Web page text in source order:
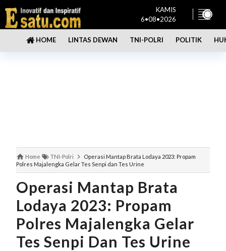
KAMIS
6•08•2026
HOME LINTAS DEWAN TNI-POLRI POLITIK
Home TNI-Polri
Operasi Mantap Brata Lodaya 2023: Propam
Polres Majalengka Gelar Tes Senpi dan Tes Urine
Operasi Mantap Brata
Lodaya 2023: Propam
Polres Majalengka Gelar
Tes Senpi Dan Tes Urine